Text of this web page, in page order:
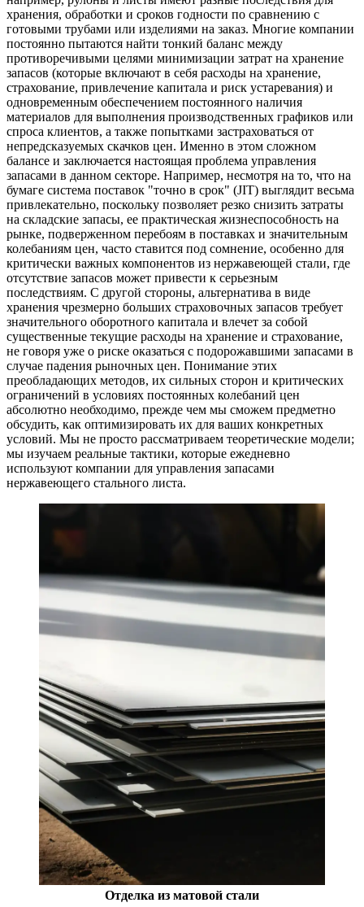
хранения, обработки и сроков годности по сравнению с
готовыми трубами или изделиями на заказ. Многие компании
постоянно пытаются найти тонкий баланс между
противоречивыми целями минимизации затрат на хранение
запасов (которые включают в себя расходы на хранение,
страхование, привлечение капитала и риск устаревания) и
одновременным обеспечением постоянного наличия
материалов для выполнения производственных графиков или
спроса клиентов, а также попытками застраховаться от
непредсказуемых скачков цен. Именно в этом сложном
балансе и заключается настоящая проблема управления
запасами в данном секторе. Например, несмотря на то, что на
бумаге система поставок "точно в срок" (JIT) выглядит весьма
привлекательно, поскольку позволяет резко снизить затраты
на складские запасы, ее практическая жизнеспособность на
рынке, подверженном перебоям в поставках и значительным
колебаниям цен, часто ставится под сомнение, особенно для
критически важных компонентов из нержавеющей стали, где
отсутствие запасов может привести к серьезным
последствиям. С другой стороны, альтернатива в виде
хранения чрезмерно больших страховочных запасов требует
значительного оборотного капитала и влечет за собой
существенные текущие расходы на хранение и страхование,
не говоря уже о риске оказаться с подорожавшими запасами в
случае падения рыночных цен. Понимание этих
преобладающих методов, их сильных сторон и критических
ограничений в условиях постоянных колебаний цен
абсолютно необходимо, прежде чем мы сможем предметно
обсудить, как оптимизировать их для ваших конкретных
условий. Мы не просто рассматриваем теоретические модели;
мы изучаем реальные тактики, которые ежедневно
используют компании для управления запасами
нержавеющего стального листа.
Отделка из матовой стали